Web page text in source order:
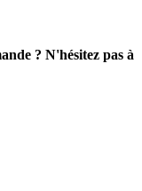
? N'hésitez pas à